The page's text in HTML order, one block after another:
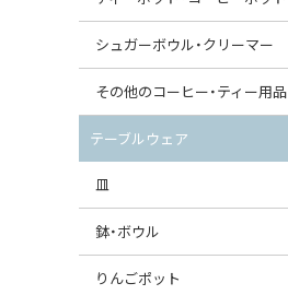
ティーポット
コーヒーポット
シュガーボウル・クリーマー
シュガーボウル
クリーマー
その他のコーヒー・ティー用品
ポットウォーマー
ピッチャー
コーヒードリッパー
テーブルウェア
皿
大皿（24cm〜）
中皿（18〜24cm）
鉢・ボウル
大鉢（21cm〜）
りんごポット